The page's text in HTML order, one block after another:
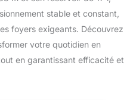
stable et constant,
foyers exigeants. Découvrez
votre quotidien en
en garantissant efficacité et